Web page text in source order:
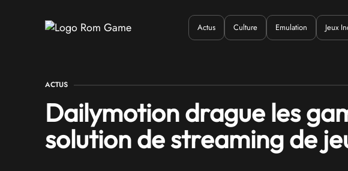
Où ? Quoi ?
Actus Culture Emulation Jeux
ACTUS
Dailymotion drague les
solution de streaming de